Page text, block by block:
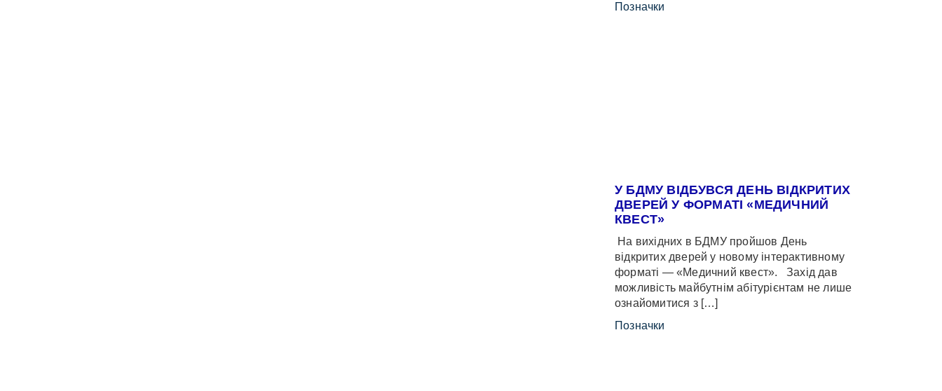
Позначки
У БДМУ ВІДБУВСЯ ДЕНЬ ВІДКРИТИХ
ДВЕРЕЙ У ФОРМАТІ «МЕДИЧНИЙ
КВЕСТ»
На вихідних в БДМУ пройшов День
відкритих дверей у новому інтерактивному
форматі — «Медичний квест». Захід дав
можливість майбутнім абітурієнтам не лише
ознайомитися з […]
Позначки